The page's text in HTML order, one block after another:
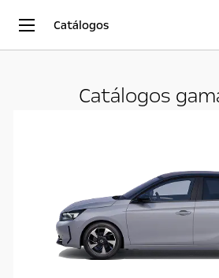
Catálogos
Catálogos